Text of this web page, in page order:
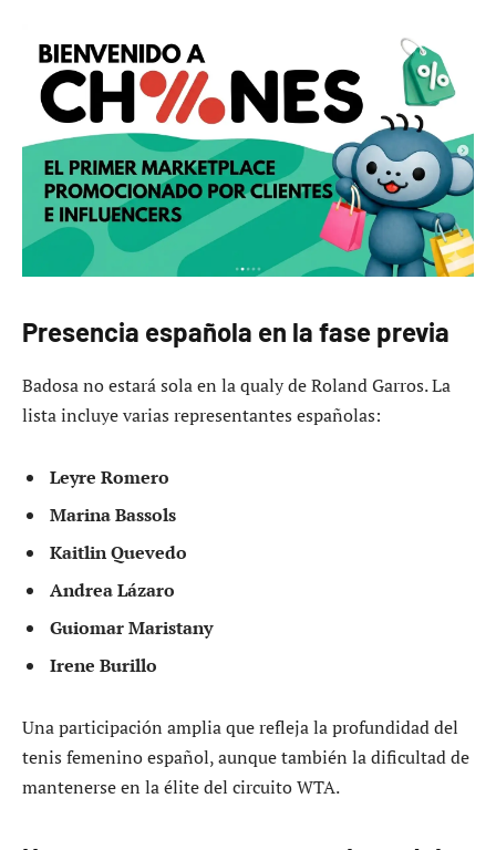
Presencia española en la fase previa
Badosa no estará sola en la qualy de Roland Garros. La
lista incluye varias representantes españolas:
Leyre Romero
Marina Bassols
Kaitlin Quevedo
Andrea Lázaro
Guiomar Maristany
Irene Burillo
Una participación amplia que refleja la profundidad del
tenis femenino español, aunque también la dificultad de
mantenerse en la élite del circuito WTA.